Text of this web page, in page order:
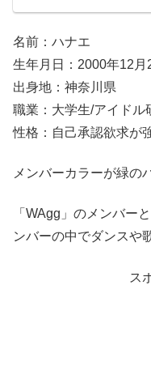
名前：ハナエ
生年月日：2000年12月
出身地：神奈川県
職業：大学生/アイドル
性格：自己承認欲求が
メンバーカラーが緑の
「WAgg」のメンバー
ンバーの中でダンスや
ス